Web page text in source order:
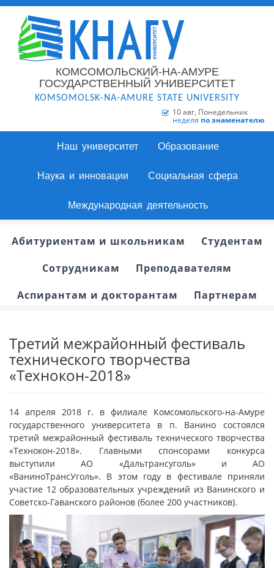
КОМСОМОЛЬСКИЙ-НА-АМУРЕ
ГОСУДАРСТВЕННЫЙ УНИВЕРСИТЕТ
KOMSOMOLSK-NA-AMURE STATE UNIVERSITY
10 авг, Понедельник
неделя по знаменателю
Наш университет Образование
Наука и инновации Социальная сфера
Международная деятельность
Абитуриентам и школьникам
Студентам
Сотрудникам
Преподавателям
Аспирантам и докторантам
Партнерам
Третий межрайонный фестиваль
технического творчества
«Технокон-2018»
14 апреля 2018 г. в филиале Комсомольского-на-Амуре
государственного университета в п. Ванино состоялся
третий межрайонный фестиваль технического творчества
«Технокон-2018». Главными спонсорами конкурса
выступили АО «Дальтрансуголь» и АО
«ВаниноТрансУголь». В этом году в фестивале приняли
участие 12 образовательных учреждений из Ванинского и
Советско-Гаванского районов (более 200 участников).